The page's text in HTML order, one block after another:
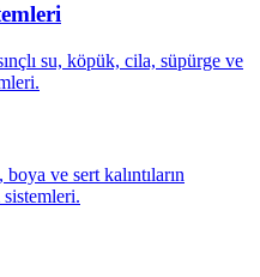
su, köpük, cila, süpürge ve
ve sert kalıntıların